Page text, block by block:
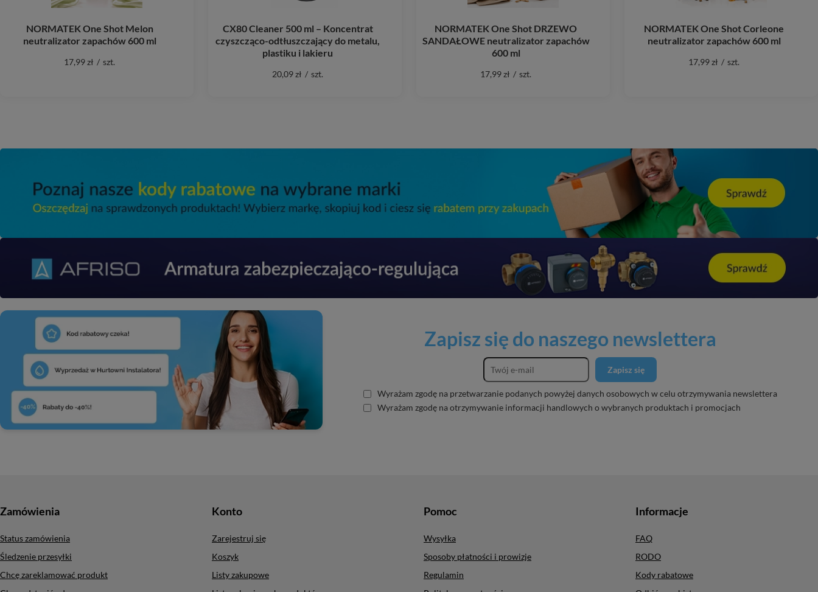
NORMATEK One Shot Melon
neutralizator zapachów 600 ml
17,99 zł / szt.
CX80 Cleaner 500 ml – Koncentrat
czyszcząco-odtłuszczający do metalu,
plastiku i lakieru
20,09 zł / szt.
NORMATEK One Shot DRZEWO
SANDAŁOWE neutralizator zapachów
600 ml
17,99 zł / szt.
NORMATEK One Shot Corleone
neutralizator zapachów 600 ml
17,99 zł / szt.
Zapisz się do naszego newslettera
Zapisz się
Wyrażam zgodę na przetwarzanie podanych powyżej danych osobowych w celu otrzymywania newslettera
Wyrażam zgodę na otrzymywanie informacji handlowych o wybranych produktach i promocjach
Zamówienia
Status zamówienia
Śledzenie przesyłki
Chcę zareklamować produkt
Konto
Zarejestruj się
Koszyk
Listy zakupowe
Pomoc
Wysyłka
Sposoby płatności i prowizje
Regulamin
Informacje
FAQ
RODO
Kody rabatowe